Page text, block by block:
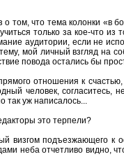
том, что тема колонки «в
только за кое-что из
­аудитории, если не
мой личный взгляд на
повода остались бы
отношения к
человек, согласитесь,
так уж написалось...
это терпели?
подъезжающего к
неба отчетливо видно,